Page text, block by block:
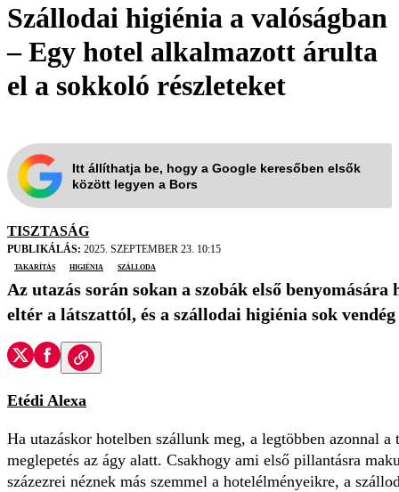
Szállodai higiénia a valóságban
– Egy hotel alkalmazott árulta
el a sokkoló részleteket
Itt állíthatja be, hogy a Google keresőben elsők
között legyen a Bors
TISZTASÁG
PUBLIKÁLÁS: 2025. SZEPTEMBER 23. 10:15
takarítás
higiénia szálloda
Az utazás során sokan a szobák első
eltér a látszattól, és a szállodai higiénia sok
Etédi Alexa
Ha utazáskor hotelben szállunk meg, a legtöbben azonnal
meglepetés az ágy alatt. Csakhogy ami első pillantásra
százezrei néznek más szemmel a hotelélményeikre, a